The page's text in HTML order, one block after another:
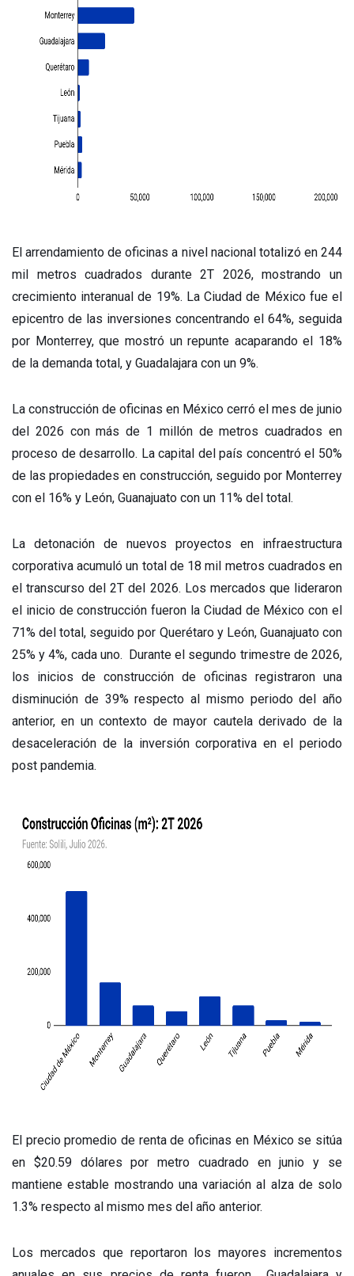
El arrendamiento de oficinas a nivel nacional totalizó en 244
mil metros cuadrados durante 2T 2026, mostrando un
crecimiento interanual de 19%. La Ciudad de México fue el
epicentro de las inversiones concentrando el 64%, seguida
por Monterrey, que mostró un repunte acaparando el 18%
de la demanda total, y Guadalajara con un 9%.
La construcción de oficinas en México cerró el mes de junio
del 2026 con más de 1 millón de metros cuadrados en
proceso de desarrollo. La capital del país concentró el 50%
de las propiedades en construcción, seguido por Monterrey
con el 16% y León, Guanajuato con un 11% del total.
La detonación de nuevos proyectos en infraestructura
corporativa acumuló un total de 18 mil metros cuadrados en
el transcurso del 2T del 2026. Los mercados que lideraron
el inicio de construcción fueron la Ciudad de México con el
71% del total, seguido por Querétaro y León, Guanajuato con
25% y 4%, cada uno. Durante el segundo trimestre de 2026,
los inicios de construcción de oficinas registraron una
disminución de 39% respecto al mismo periodo del año
anterior, en un contexto de mayor cautela derivado de la
desaceleración de la inversión corporativa en el periodo
post pandemia.
El precio promedio de renta de oficinas en México se sitúa
en $20.59 dólares por metro cuadrado en junio y se
mantiene estable mostrando una variación al alza de solo
1.3% respecto al mismo mes del año anterior.
Los mercados que reportaron los mayores incrementos